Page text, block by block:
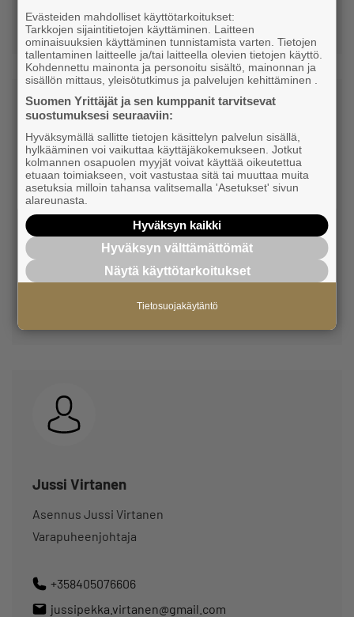
asko.ylostalo@gmail.com
Jouni Lehtonen
Jussi Virtanen
Asennus Jussi Virtanen
Varapuheenjohtaja
+358405076606
jussipekka.virtanen@gmail.com
Evästeiden mahdolliset käyttötarkoitukset:
Tarkkojen sijaintitietojen käyttäminen. Laitteen
ominaisuuksien käyttäminen tunnistamista varten. Tietojen
tallentaminen laitteelle ja/tai laitteella olevien tietojen käyttö.
Kohdennettu mainonta ja personoitu sisältö, mainonnan ja
sisällön mittaus, yleisötutkimus ja palvelujen kehittäminen .
Suomen Yrittäjät ja sen kumppanit tarvitsevat
suostumuksesi seuraaviin:
Hyväksymällä sallitte tietojen käsittelyn palvelun sisällä,
hylkääminen voi vaikuttaa käyttäjäkokemukseen. Jotkut
kolmannen osapuolen myyjät voivat käyttää oikeutettua
etuaan toimiakseen, voit vastustaa sitä tai muuttaa muita
asetuksia milloin tahansa valitsemalla 'Asetukset' sivun
alareunasta.
Hyväksyn kaikki
Hyväksyn välttämättömät
Näytä käyttötarkoitukset
Tietosuojakäytäntö